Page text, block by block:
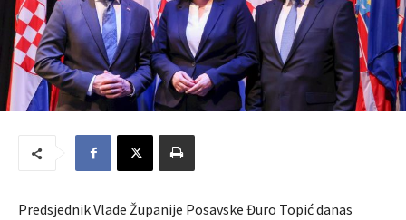
Predsjednik Vlade Županije Posavske Đuro Topić danas